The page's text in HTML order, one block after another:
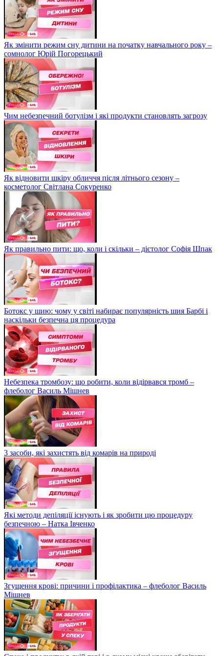
Як змінити режим сну дитини на початку навчального року –
сомнолог Юрій Погорецький
Чим небезпечний ботулізм і які продукти становлять загрозу
Як відновити шкіру обличчя після літнього сезону –
косметолог Світлана Сокуренко
Як правильно пити: що, коли і скільки – дієтолог Софія Шпак
Ботокс у шию: чому у світі набирає популярність шия Барбі і
наскільки безпечна ця процедура
Небезпека тромбозу: що робити, коли відірвався тромб –
флеболог Василь Мішнев
3 засоби, які захистять від комарів на природі
Які методи депіляції існують і як зробити цю процедуру
безпечною – Натка Івченко
Згущення крові: причини і профілактика – флеболог Василь
Мішнев